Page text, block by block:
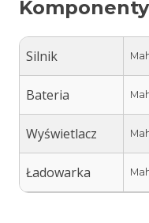
Silnik
Bateria
Wyświetlacz
Ładowarka